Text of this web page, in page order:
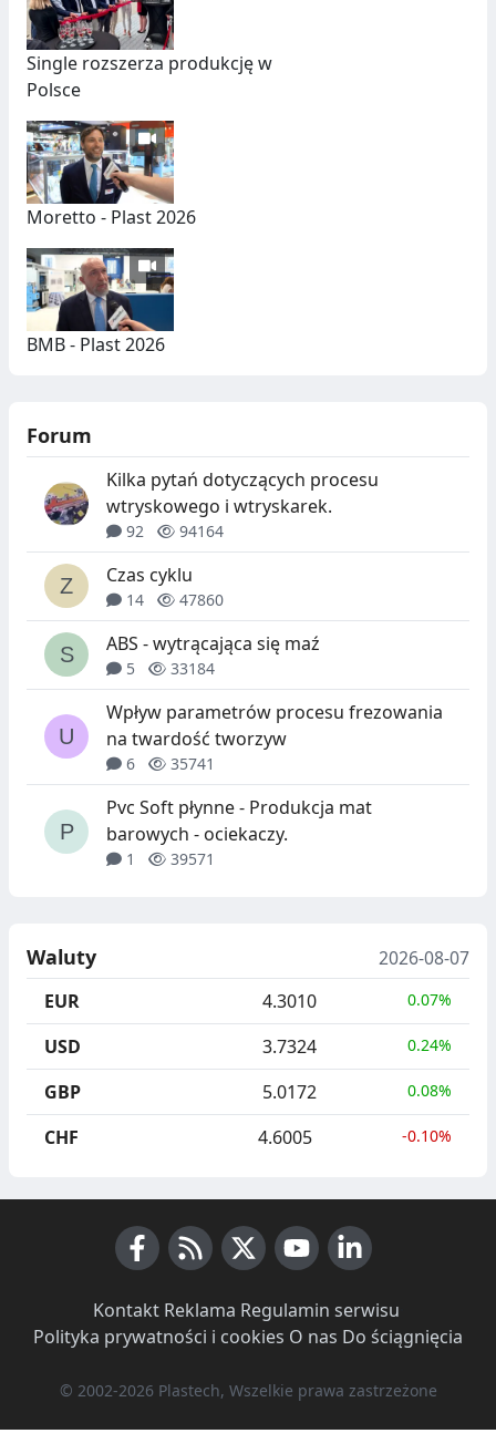
Single rozszerza produkcję w
Polsce
Moretto - Plast 2026
BMB - Plast 2026
Forum
Kilka pytań dotyczących procesu
wtryskowego i wtryskarek.
92 94164
Czas cyklu
14 47860
ABS - wytrącająca się maź
5 33184
Wpływ parametrów procesu frezowania
na twardość tworzyw
6 35741
Pvc Soft płynne - Produkcja mat
barowych - ociekaczy.
1 39571
Waluty
2026-08-07
EUR
4.3010 0.07%
USD 3.7324 0.24%
GBP 5.0172 0.08%
CHF 4.6005 -0.10%
Kontakt· Reklama Regulamin serwisu
Polityka prywatności i cookies O nas Do ściągnięcia
© 2002-2026 Plastech, Wszelkie prawa zastrzeżone